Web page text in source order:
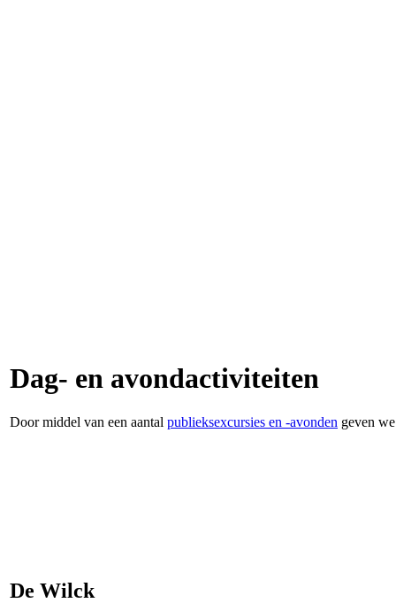
Dag- en avond­activiteiten
Door middel van een aantal publieksexcursies en -avonden geven
De Wilck